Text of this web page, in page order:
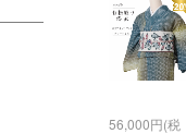
56,000円(税